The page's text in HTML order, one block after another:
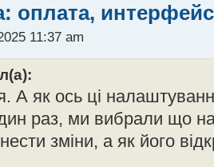
оплата,
11:37 am
А як ось ці
раз, ми вибрали що
зміни, а як його